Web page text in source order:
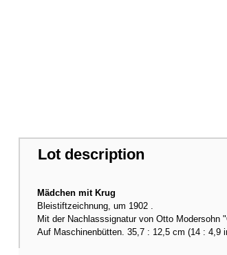
Lot description
Mädchen mit Krug
Bleistiftzeichnung, um 1902 .
Mit der Nachlasssignatur von Otto
Auf Maschinenbütten. 35,7 : 12,5 cm (14 : 4,9